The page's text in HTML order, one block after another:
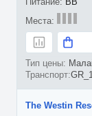
The Westin